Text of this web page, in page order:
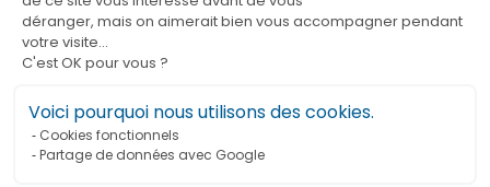
déranger, mais on aimerait bien vous accompagner pendant
votre visite...
C'est OK pour vous ?
Voici pourquoi nous utilisons des cookies.
Cookies fonctionnels
Partage de données avec Google